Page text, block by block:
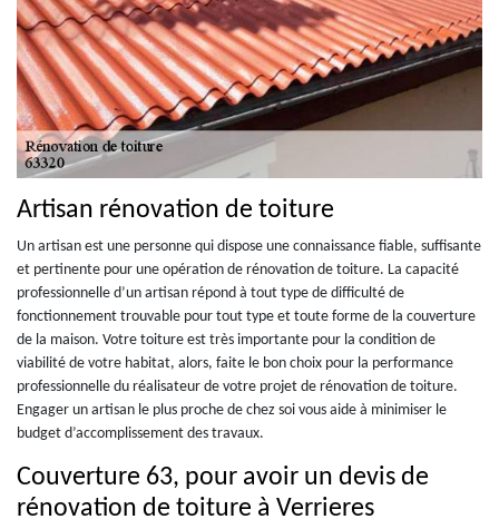
Artisan rénovation de toiture
Un artisan est une personne qui dispose une connaissance fiable, suffisante
et pertinente pour une opération de rénovation de toiture. La capacité
professionnelle d’un artisan répond à tout type de difficulté de
fonctionnement trouvable pour tout type et toute forme de la couverture
de la maison. Votre toiture est très importante pour la condition de
viabilité de votre habitat, alors, faite le bon choix pour la performance
professionnelle du réalisateur de votre projet de rénovation de toiture.
Engager un artisan le plus proche de chez soi vous aide à minimiser le
budget d’accomplissement des travaux.
Couverture 63, pour avoir un devis de
rénovation de toiture à Verrieres